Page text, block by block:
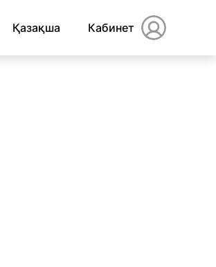
Қазақша Кабинет